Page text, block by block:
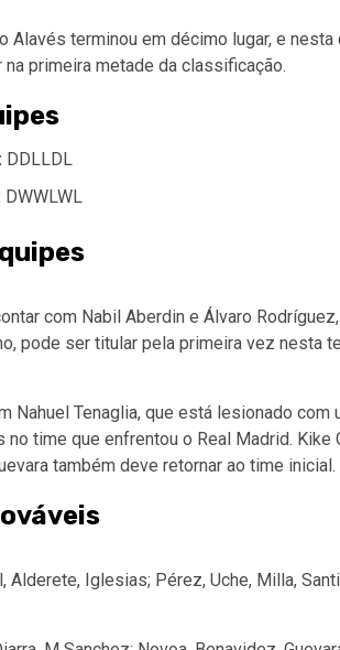
Alavés terminou em décimo lugar, e
primeira metade da classificação.
DDLLDL
DWWLWL
com Nabil Aberdin e Álvaro
pode ser titular pela primeira vez nesta
Nahuel Tenaglia, que está lesionado
time que enfrentou o Real Madrid. Kike
também deve retornar ao time inicial.
Alderete, Iglesias; Pérez, Uche, Milla,